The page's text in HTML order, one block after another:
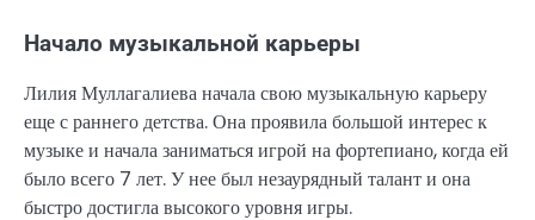
Начало музыкальной карьеры
Лилия Муллагалиева начала свою музыкальную карьеру
еще с раннего детства. Она проявила большой интерес к
музыке и начала заниматься игрой на фортепиано, когда ей
было всего 7 лет. У нее был незаурядный талант и она
быстро достигла высокого уровня игры.